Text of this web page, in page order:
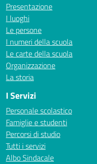
Presentazione
I luoghi
Le persone
I numeri della scuola
Le carte della scuola
Organizzazione
La storia
I Servizi
Personale scolastico
Famiglie e studenti
Percorsi di studio
Tutti i servizi
Albo Sindacale